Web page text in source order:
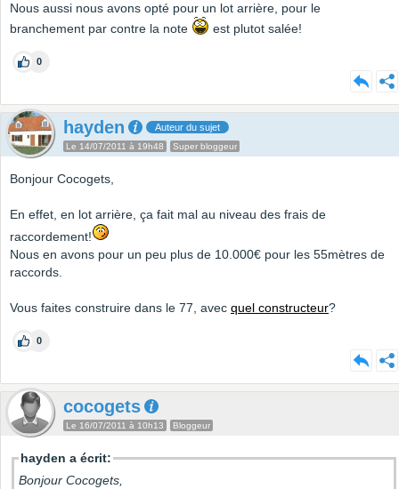
Nous aussi nous avons opté pour un lot arrière, pour le
branchement par contre la note
est plutot salée!
0
hayden Auteur du sujet
Le 14/07/2011 à 19h48 Super bloggeur
Bonjour Cocogets,
En effet, en lot arrière, ça fait mal au niveau des frais de
raccordement!
Nous en avons pour un peu plus de 10.000€ pour les 55mètres de
raccords.
Vous faites construire dans le 77, avec quel constructeur?
0
cocogets
Le 16/07/2011 à 10h13 Bloggeur
hayden a écrit:
Bonjour Cocogets,